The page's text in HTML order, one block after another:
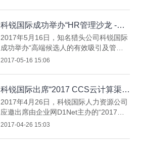
候选人的有效吸引及管理” 主题演讲。
科锐国际成功举办“HR管理沙龙 -高
端候选人的有效吸引及管理广州站”
2017年5月16日，知名猎头公司科锐国际
成功举办“高端候选人的有效吸引及管理
广州站”，科锐国际猎头公司高级业务总
候选人的有效吸引及管理”主题演讲。
2017-05-16 15:06
科锐国际出席“2017 CCS云计算渠道
合作高峰论坛”
2017年4月26日，科锐国际人力资源公司
应邀出席由企业网D1Net主办的“2017
CCS云计算渠道合作高峰论坛”，科锐国
2017-04-26 15:03